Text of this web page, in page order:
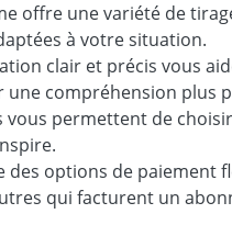
offre une variété de
à votre situation.
clair et précis vous
compréhension plus
vous permettent de
des options de
qui facturent un